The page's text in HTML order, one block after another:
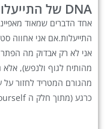
DNA של התייעלות
אחד הדברים שמאוד
התייעלות.אם אני אחווה
אני לא רק אבדוק מה
מהותיח לגוף ולנפש),
מהגורם המטריד לחזור
כרגע (מתוך חלק ה Mastering Yourself […]